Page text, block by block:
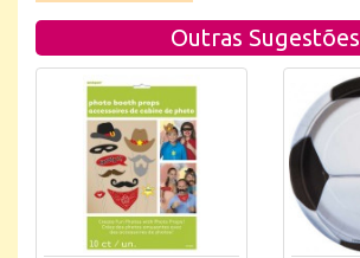
Outras Sugestões